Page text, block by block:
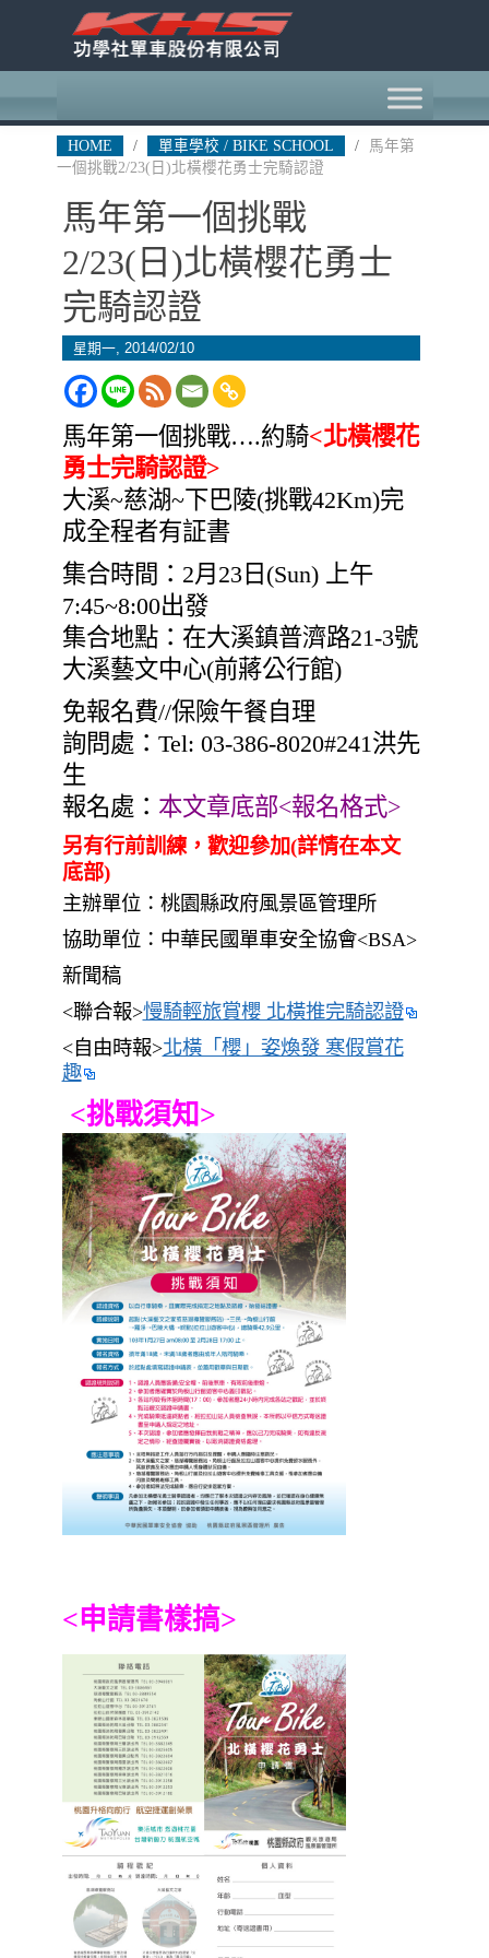
HOME / 單車學校 / BIKE SCHOOL /
馬年第
一個挑戰2/23(日)北橫櫻花勇士完騎認證
馬年第一個挑戰
2/23(日)北橫櫻花勇士
完騎認證
星期一, 2014/02/10
馬年第一個挑戰….約騎<北橫櫻花
勇士完騎認證>
大溪~慈湖~下巴陵(挑戰42Km)完
成全程者有証書
集合時間：2月23日(Sun) 上午
7:45~8:00出發
集合地點：在大溪鎮普濟路21-3號
大溪藝文中心(前蔣公行館)
免報名費//保險午餐自理
詢問處：Tel: 03-386-8020#241洪先
生
報名處： 本文章底部<報名格式>
另有行前訓練，歡迎參加(詳情在本文
底部)
主辦單位：桃園縣政府風景區管理所
協助單位：中華民國單車安全協會<BSA>
新聞稿
<聯合報>慢騎輕旅賞櫻 北橫推完騎認證
<自由時報>北橫「櫻」姿煥發 寒假賞花
趣
<挑戰須知>
<申請書樣搞>